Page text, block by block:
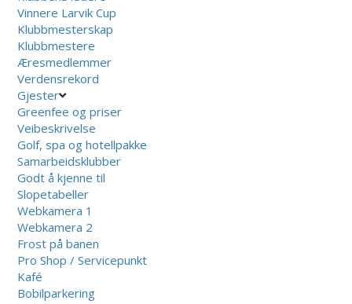
Vinnere Larvik Cup
Klubbmesterskap
Klubbmestere
Æresmedlemmer
Verdensrekord
Gjester
Greenfee og priser
Veibeskrivelse
Golf, spa og hotellpakke
Samarbeidsklubber
Godt å kjenne til
Slopetabeller
Webkamera 1
Webkamera 2
Frost på banen
Pro Shop / Servicepunkt
Kafé
Bobilparkering